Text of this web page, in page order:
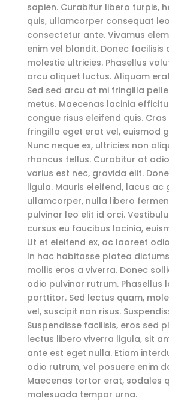
sapien. Curabitur libero turpis,
quis, ullamcorper consequat
consectetur ante. Vivamus
enim vel blandit. Donec facilisis
molestie ultricies. Phasellus
arcu aliquet luctus. Aliquam
Sed sed arcu at mi fringilla
metus. Maecenas lacinia
congue risus eleifend quis.
fringilla eget erat vel, euismod
Nunc neque ex, ultricies non
rhoncus tellus. Curabitur at
varius est nec, gravida elit.
ligula. Mauris eleifend, lacus ac
ullamcorper, nulla libero
pulvinar leo elit id orci.
cursus eu faucibus lacinia,
Ut et eleifend ex, ac laoreet
In hac habitasse platea
mollis eros a viverra. Donec
odio pulvinar rutrum. Phasellus
porttitor. Sed lectus quam,
vel, suscipit non risus.
Suspendisse facilisis, eros sed
lectus libero viverra ligula, sit
ante est eget nulla. Etiam
odio rutrum, vel posuere enim
Maecenas tortor erat, sodales
malesuada tempor urna.